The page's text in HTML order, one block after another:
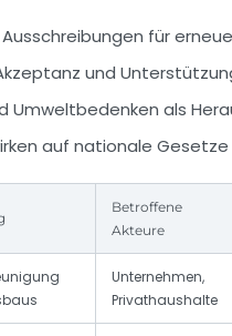
Ausschreibungen für
und
Umweltbedenken als
auf nationale Gesetze
Betroffene
Akteure
Unternehmen,
Privathaushalte